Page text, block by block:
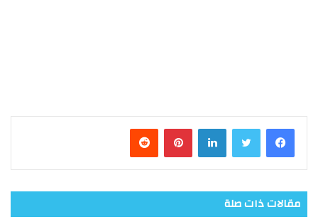
فيسبوك تويتر لينكدإن بينتيريست
مقالات ذات صلة